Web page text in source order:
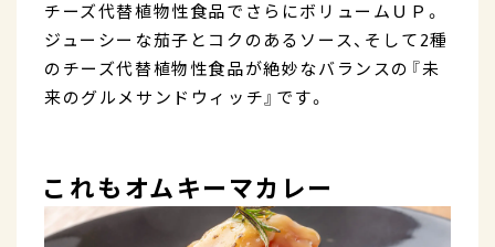
チーズ代替植物性食品でさらにボリュームＵＰ。
ジューシーな茄子とコクのあるソース、そして2種
のチーズ代替植物性食品が絶妙なバランスの『未
来のグルメサンドウィッチ』です。
これもオムキーマカレー